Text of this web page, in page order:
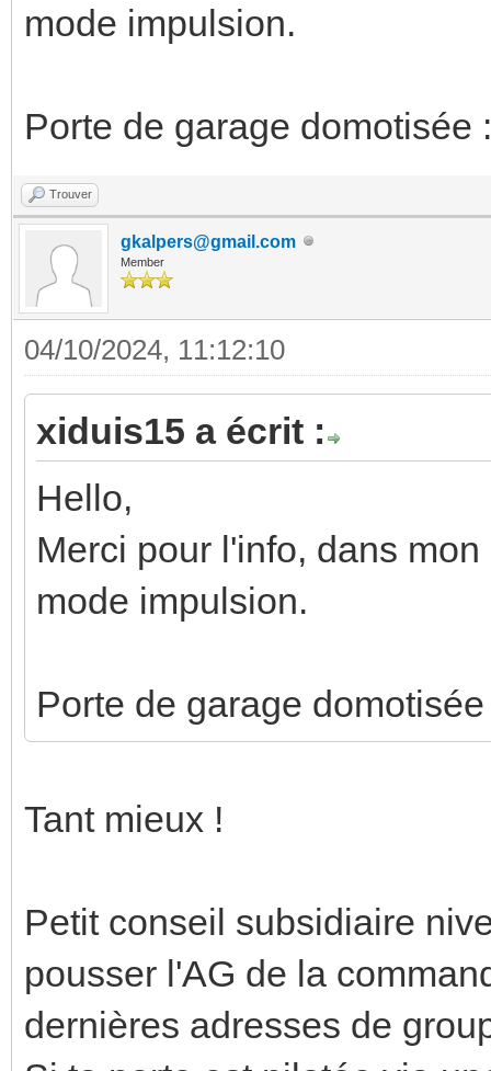
mode impulsion.
Porte de garage domotisée
Trouver
gkalpers@gmail.com
Member
04/10/2024, 11:12:10
xiduis15 a écrit :
Hello,
Merci pour l'info, dans
mode impulsion.
Porte de garage
Tant mieux !
Petit conseil subsidiaire
pousser l'AG de la
dernières adresses de